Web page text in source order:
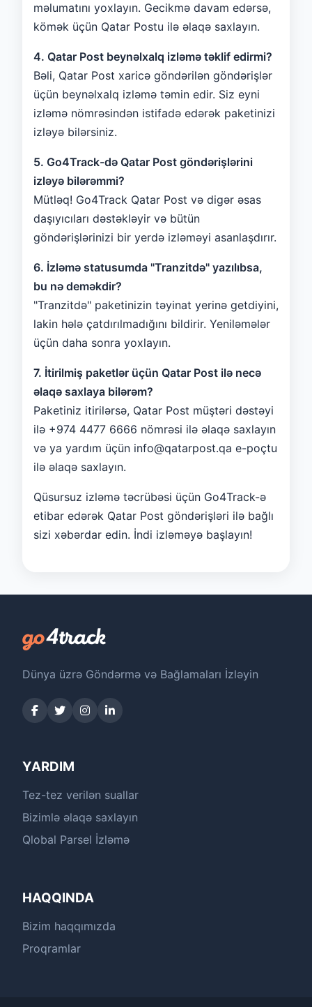
məlumatını yoxlayın. Gecikmə davam edərsə,
kömək üçün Qatar Postu ilə əlaqə saxlayın.
4. Qatar Post beynəlxalq izləmə təklif edirmi?
Bəli, Qatar Post xaricə göndərilən göndərişlər
üçün beynəlxalq izləmə təmin edir. Siz eyni
izləmə nömrəsindən istifadə edərək paketinizi
izləyə bilərsiniz.
5. Go4Track-də Qatar Post göndərişlərini
izləyə bilərəmmi?
Mütləq! Go4Track Qatar Post və digər əsas
daşıyıcıları dəstəkləyir və bütün
göndərişlərinizi bir yerdə izləməyi asanlaşdırır.
6. İzləmə statusumda "Tranzitdə" yazılıbsa,
bu nə deməkdir?
"Tranzitdə" paketinizin təyinat yerinə getdiyini,
lakin hələ çatdırılmadığını bildirir. Yeniləmələr
üçün daha sonra yoxlayın.
7. İtirilmiş paketlər üçün Qatar Post ilə necə
əlaqə saxlaya bilərəm?
Paketiniz itirilərsə, Qatar Post müştəri dəstəyi
ilə +974 4477 6666 nömrəsi ilə əlaqə saxlayın
və ya yardım üçün info@qatarpost.qa e-poçtu
ilə əlaqə saxlayın.
Qüsursuz izləmə təcrübəsi üçün Go4Track-ə
etibar edərək Qatar Post göndərişləri ilə bağlı
sizi xəbərdar edin. İndi izləməyə başlayın!
Dünya üzrə Göndərmə və Bağlamaları İzləyin
YARDIM
Tez-tez verilən suallar
Bizimlə əlaqə saxlayın
Qlobal Parsel İzləmə
HAQQINDA
Bizim haqqımızda
Proqramlar